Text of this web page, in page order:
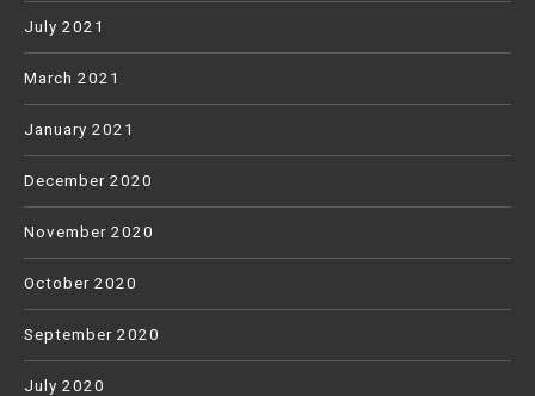
July 2021
March 2021
January 2021
December 2020
November 2020
October 2020
September 2020
July 2020